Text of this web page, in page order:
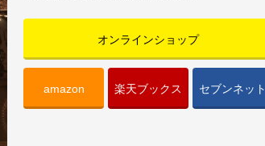
オンラインショップ
amazon 楽天ブックス セブンネット